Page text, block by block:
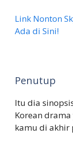
Link Nonton
Ada di Sini!
Penutup
Itu dia
Korean
kamu di akhir